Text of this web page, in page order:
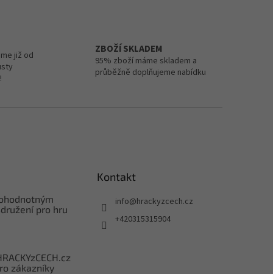
již od
ZBOŽÍ SKLADEM
95% zboží máme skladem a
průběžně doplňujeme nabídku
pro hru
zákazníky
Kontakt
info@hrackyzcech.cz
+420315315904